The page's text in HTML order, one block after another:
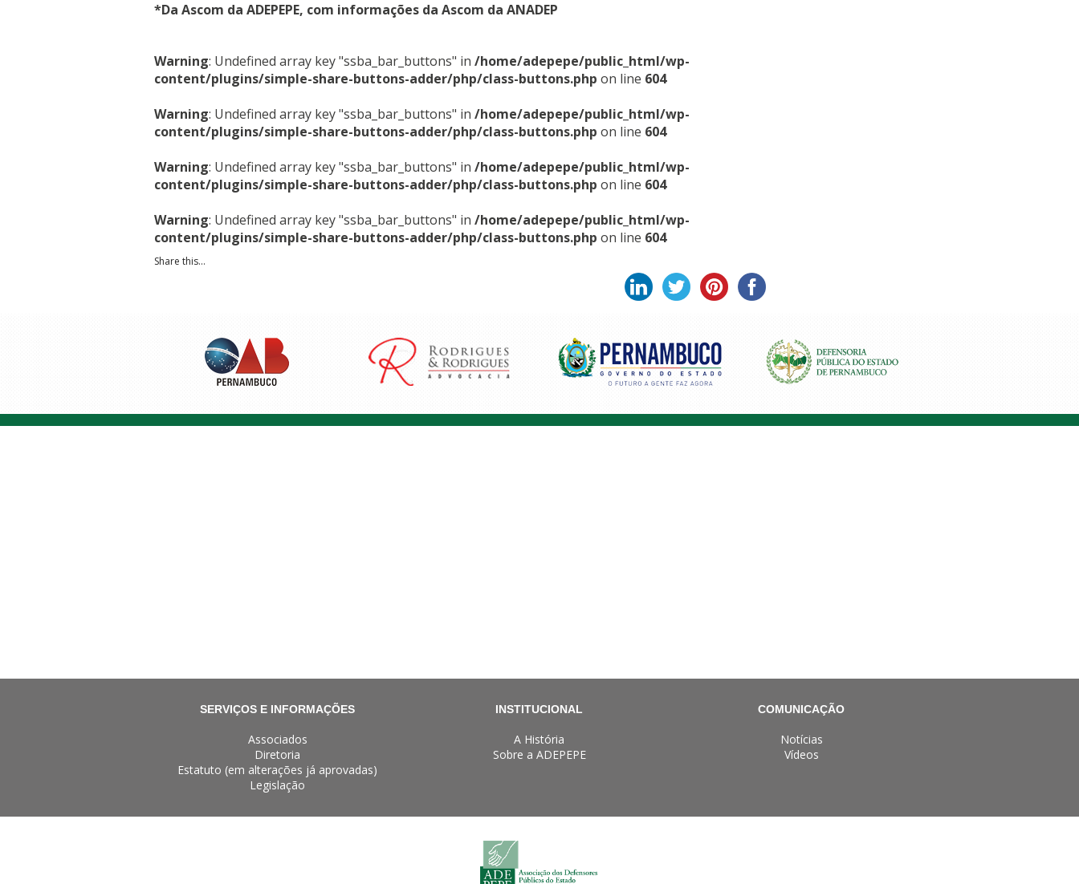
*Da Ascom da ADEPEPE, com informações da Ascom da ANADEP
Warning: Undefined array key "ssba_bar_buttons" in /home/adepepe/public_html/wp-
content/plugins/simple-share-buttons-adder/php/class-buttons.php on line 604
Warning: Undefined array key "ssba_bar_buttons" in /home/adepepe/public_html/wp-
content/plugins/simple-share-buttons-adder/php/class-buttons.php on line 604
Warning: Undefined array key "ssba_bar_buttons" in /home/adepepe/public_html/wp-
content/plugins/simple-share-buttons-adder/php/class-buttons.php on line 604
Warning: Undefined array key "ssba_bar_buttons" in /home/adepepe/public_html/wp-
content/plugins/simple-share-buttons-adder/php/class-buttons.php on line 604
Share this...
SERVIÇOS E INFORMAÇÕES
Associados
Diretoria
Estatuto (em alterações já aprovadas)
Legislação
INSTITUCIONAL
A História
Sobre a ADEPEPE
COMUNICAÇÃO
Notícias
Vídeos